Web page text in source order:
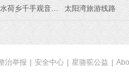
蜀水荷乡千手观音园旅游线路 太阳湾旅游线路
治举报 安全中心 星骆驼公益